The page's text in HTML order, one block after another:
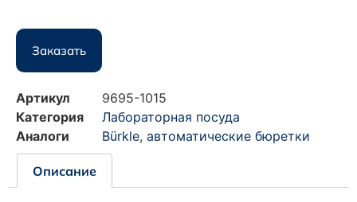
Заказать
Артикул
9695-1015
Категория
Лабораторная посуда
Аналоги
Bürkle, автоматические бюретки
Описание